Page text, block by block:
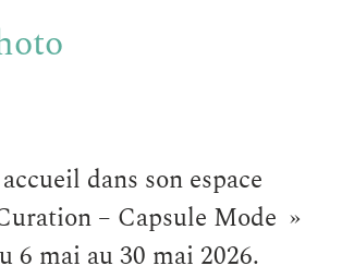
dans son espace
– Capsule Mode »
6 mai au 30 mai 2026.